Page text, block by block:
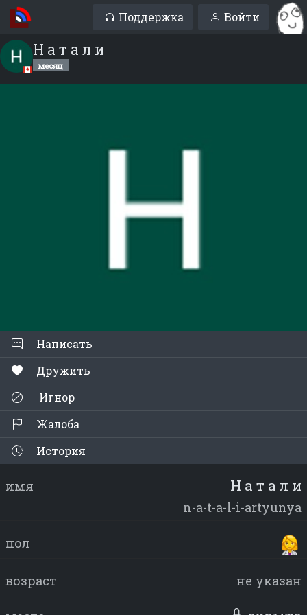
Поддержка Войти
Н а т а л и
месяц
Написать
Дружить
Игнор
Жалоба
История
имя Н а т а л и
n-a-t-a-l-i-artyunya
пол
возраст не указан